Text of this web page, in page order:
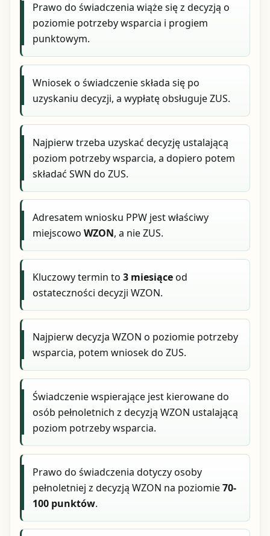
Prawo do świadczenia wiąże się z decyzją o
poziomie potrzeby wsparcia i progiem
punktowym.
Wniosek o świadczenie składa się po
uzyskaniu decyzji, a wypłatę obsługuje ZUS.
Najpierw trzeba uzyskać decyzję ustalającą
poziom potrzeby wsparcia, a dopiero potem
składać SWN do ZUS.
Adresatem wniosku PPW jest właściwy
miejscowoWZON, a nie ZUS.
Kluczowy termin to3 miesiąceod
ostateczności decyzji WZON.
Najpierw decyzja WZON o poziomie potrzeby
wsparcia, potem wniosek do ZUS.
Świadczenie wspierające jest kierowane do
osób pełnoletnich z decyzją WZON ustalającą
poziom potrzeby wsparcia.
Prawo do świadczenia dotyczy osoby
pełnoletniej z decyzją WZON na poziomie70-
100 punktów.